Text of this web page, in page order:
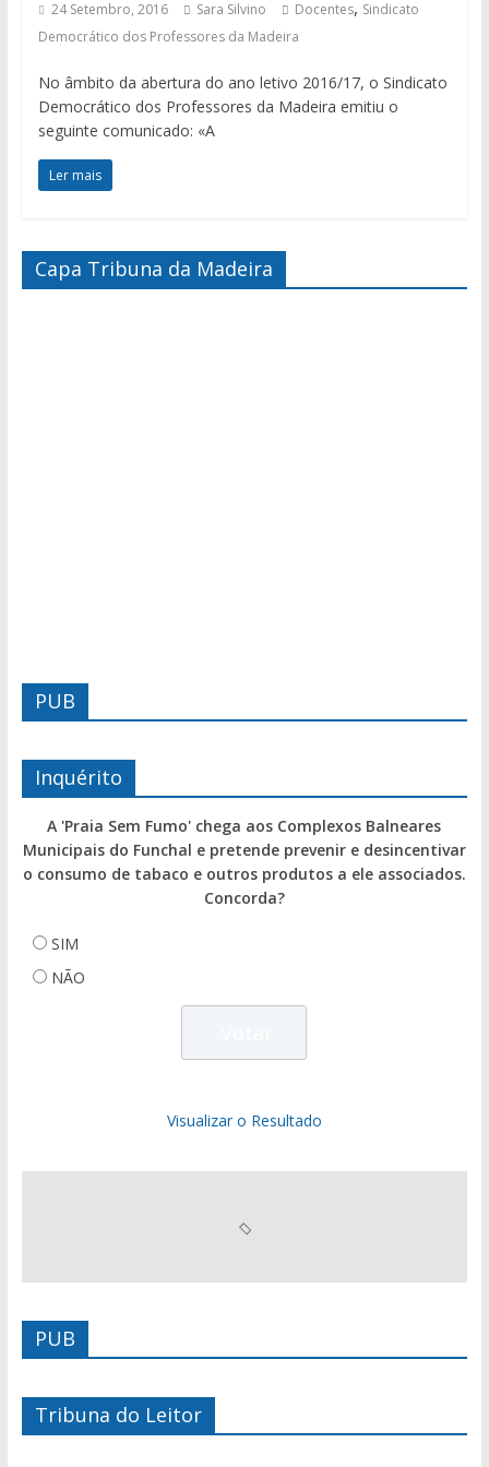
24 Setembro, 2016 Sara Silvino Docentes, Sindicato
Democrático dos Professores da Madeira
No âmbito da abertura do ano letivo 2016/17, o Sindicato
Democrático dos Professores da Madeira emitiu o
seguinte comunicado: «A
Ler mais
Capa Tribuna da Madeira
PUB
Inquérito
A 'Praia Sem Fumo' chega aos Complexos Balneares
Municipais do Funchal e pretende prevenir e desincentivar
o consumo de tabaco e outros produtos a ele associados.
Concorda?
SIM
NÃO
Visualizar o Resultado
PUB
Tribuna do Leitor